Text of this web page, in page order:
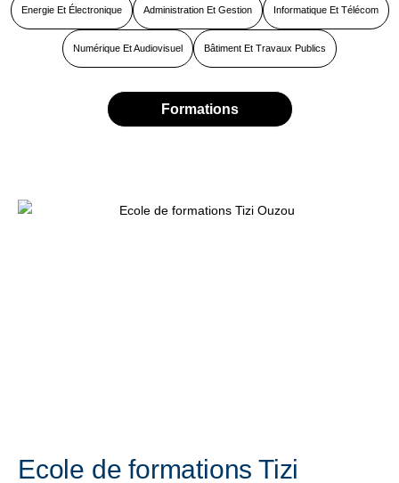
Energie Et Électronique Administration Et Gestion Informatique Et Télécom
Numérique Et Audiovisuel Bâtiment Et Travaux Publics
Formations
Ecole de formations Tizi